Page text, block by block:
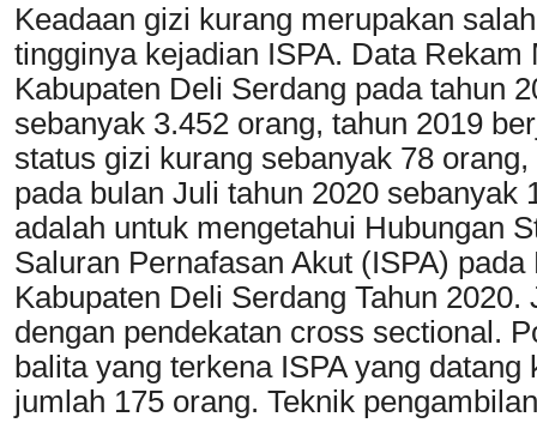
Keadaan gizi kurang merupakan
tingginya kejadian ISPA. Data
Kabupaten Deli Serdang pada tahun
sebanyak 3.452 orang, tahun 2019
status gizi kurang sebanyak 78
pada bulan Juli tahun 2020 sebanyak
adalah untuk mengetahui Hubungan
Saluran Pernafasan Akut (ISPA)
Kabupaten Deli Serdang Tahun
dengan pendekatan cross sectional.
balita yang terkena ISPA yang
jumlah 175 orang. Teknik